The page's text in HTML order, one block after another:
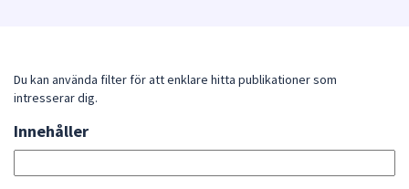
Använd
att
Du kan använda filter för att enklare hitta publikationer som
intresserar dig.
Sök
bland
publikationerna
Innehåller